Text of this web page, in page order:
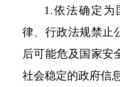
1.依法确定为
律、行政法规禁止
后可能危及国家安
社会稳定的政府信